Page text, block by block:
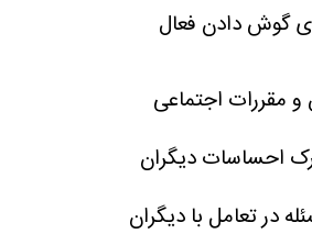
گوش دادن فعال
و مقررات اجتماعی
احساسات دیگران
در تعامل با دیگران